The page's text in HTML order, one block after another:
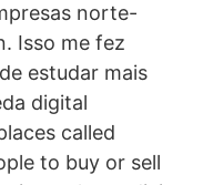
norte-
Isso me fez
estudar mais
digital
called
to buy or sell